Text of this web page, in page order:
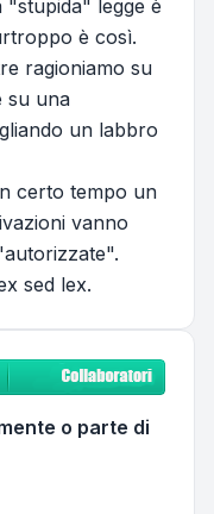
"stupida" legge è
è così.
ragioniamo su
su una
un labbro
certo tempo un
vanno
sed lex.
o parte di